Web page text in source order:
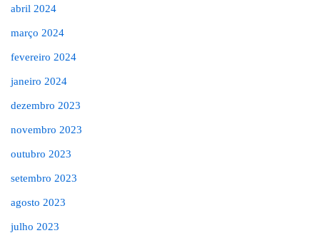
abril 2024
março 2024
fevereiro 2024
janeiro 2024
dezembro 2023
novembro 2023
outubro 2023
setembro 2023
agosto 2023
julho 2023